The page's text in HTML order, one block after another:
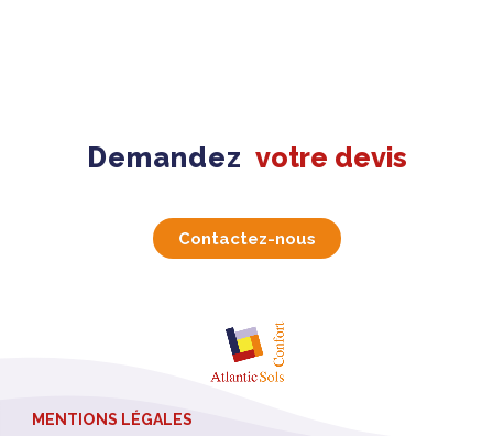
Demandez votre devis
Contactez-nous
MENTIONS LÉGALES